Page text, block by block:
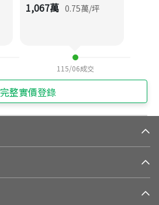
1,067萬 0.75萬/坪
115/06成交
完整實價登錄